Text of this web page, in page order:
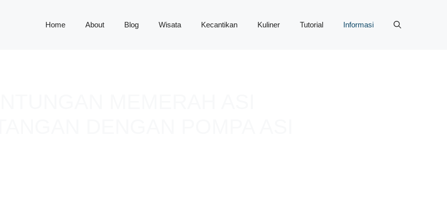
Home About Blog Wisata Kecantikan Kuliner Tutorial Informasi